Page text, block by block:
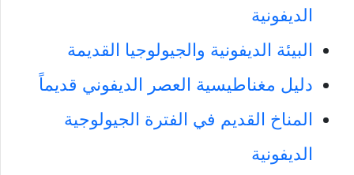
الديفونية
البيئة الديفونية والجيولوجيا القديمة
دليل مغناطيسية العصر الديفوني قديماً
المناخ القديم في الفترة الجيولوجية
الديفونية